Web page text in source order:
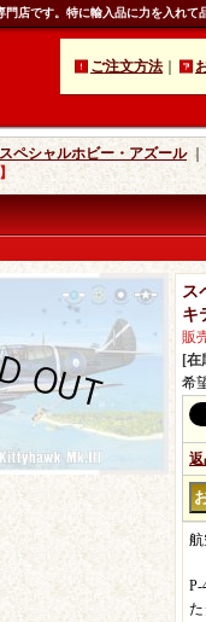
店です。特に輸入品に力を入れて
ご注文方法
ペシャルホビー・アズール｜
ス
キ
販
[在
希
航
P-
た